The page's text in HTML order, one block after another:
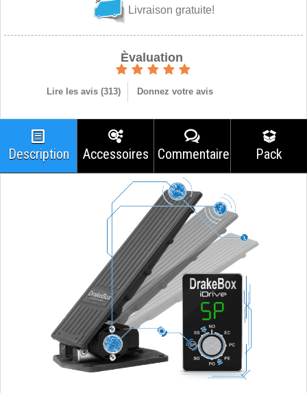
Livraison gratuite!
Èvaluation
Lire les avis (313) Donnez votre avis
Description Accessoires Commentaires Pack